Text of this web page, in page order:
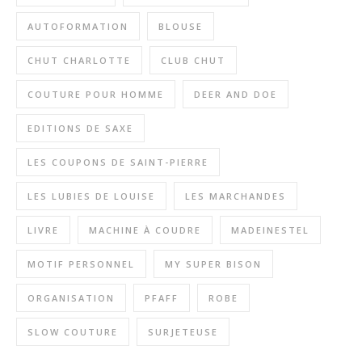
AUTOFORMATION BLOUSE
CHUT CHARLOTTE CLUB CHUT
COUTURE POUR HOMME DEER AND DOE
EDITIONS DE SAXE
LES COUPONS DE SAINT-PIERRE
LES LUBIES DE LOUISE LES MARCHANDES
LIVRE MACHINE À COUDRE MADEINESTEL
MOTIF PERSONNEL MY SUPER BISON
ORGANISATION PFAFF ROBE
SLOW COUTURE SURJETEUSE